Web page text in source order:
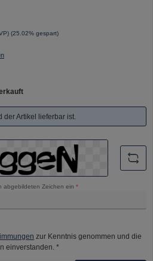
(25.02% gespart)
Artikel lieferbar ist.
abgebildeten Zeichen ein *
zur Kenntnis genommen und die
einverstanden. *